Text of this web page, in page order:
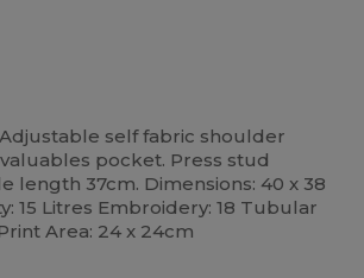
self fabric shoulder
pocket. Press stud
length 37cm. Dimensions: 40 x 38
15 Litres Embroidery: 18 Tubular
Area: 24 x 24cm